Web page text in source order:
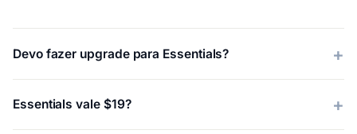
Devo fazer upgrade para Essentials?
Essentials vale $19?